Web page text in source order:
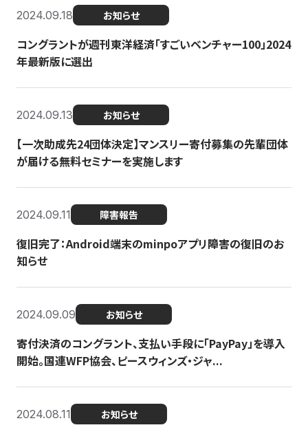
2024.09.18 お知らせ
コングラントが週刊東洋経済「すごいベンチャー100」2024
年最新版に選出
2024.09.13 お知らせ
【一次助成先24団体決定】マンスリー寄付募集の先輩団体
が届ける無料セミナーを実施します
2024.09.11 障害報告
復旧完了：Android端末のminpoアプリ障害の復旧のお
知らせ
2024.09.09 お知らせ
寄付決済のコングラント、支払い手段に「PayPay」を導入
開始。国連WFP協会、ピースウィンズ・ジャ...
2024.08.11 お知らせ